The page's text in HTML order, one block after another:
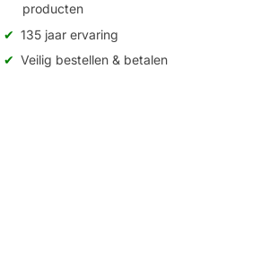
producten
135 jaar ervaring
Veilig bestellen & betalen